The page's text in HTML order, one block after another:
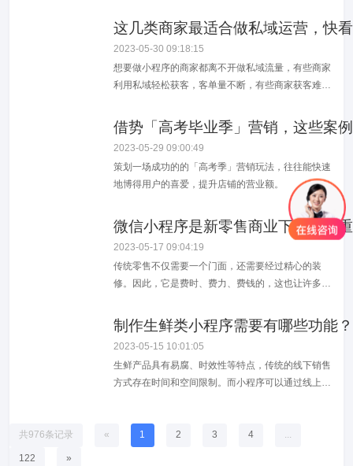
网、电商、零售、商务、生活、服务定制等不同的业
务需求。
这几类商家最适合做私域运营，快
2023-05-30 09:18:15
想要做小程序的商家都离不开做私域流量，有些商家
利用私域轻松获客，客单量不断，有些商家获客难度
合做私域流量运营？一、私域流量有哪些好处？私域
流量相较于公域流量，面向的客户更精准，更容易开
展精准营销，店铺的销量自然更高，能够有效提高粉
丝客户的黏性。当商家建立了自己的私域流量平台...
借势「高考毕业季」营销，这些案
2023-05-29 09:00:49
策划一场成功的的「高考季」营销玩法，往往能快速
地博得用户的喜爱，提升店铺的营业额。
微信小程序是新零售商业下的一个
2023-05-17 09:04:19
传统零售不仅需要一个门面，还需要经过精心的装
修。因此，它是费时、费力、费钱的，这也让许多人
可以省却一大笔资金，还能大大缩短运营准备时间。
更关键的一点是，它对商户的资质并没有太多要求，
只要有一部手机，有好的想法，人人都可以通过小程
序做新零售。微信小程序电商是新零售商业下的一
种...
制作生鲜类小程序需要有哪些功能？
2023-05-15 10:01:05
生鲜产品具有易腐、时效性等特点，传统的线下销售
方式存在时间和空间限制。而小程序可以通过线上平
以展示自己的品牌形象、产品特色等信息，吸引更多
共976条记录 « 1 2 3 4 ...
122 »